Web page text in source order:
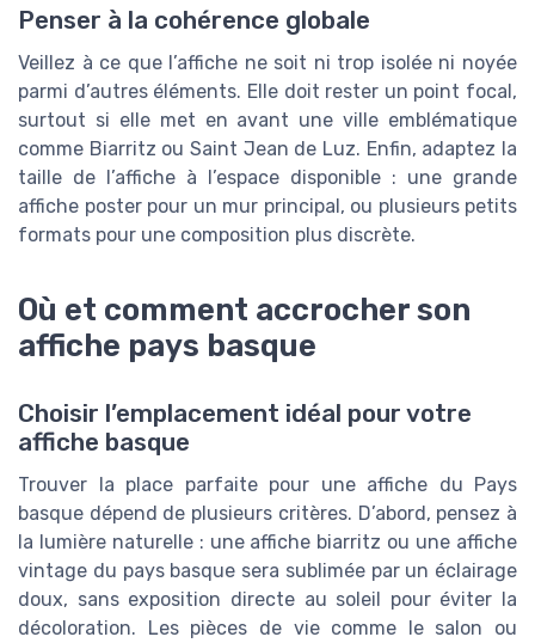
Penser à la cohérence globale
Veillez à ce que l’affiche ne soit ni trop isolée ni noyée
parmi d’autres éléments. Elle doit rester un point focal,
surtout si elle met en avant une ville emblématique
comme Biarritz ou Saint Jean de Luz. Enfin, adaptez la
taille de l’affiche à l’espace disponible : une grande
affiche poster pour un mur principal, ou plusieurs petits
formats pour une composition plus discrète.
Où et comment accrocher son
affiche pays basque
Choisir l’emplacement idéal pour votre
affiche basque
Trouver la place parfaite pour une affiche du Pays
basque dépend de plusieurs critères. D’abord, pensez à
la lumière naturelle : une affiche biarritz ou une affiche
vintage du pays basque sera sublimée par un éclairage
doux, sans exposition directe au soleil pour éviter la
décoloration. Les pièces de vie comme le salon ou